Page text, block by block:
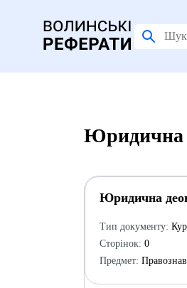
Юридична
Юридична
Тип документу:
Сторінок: 0
Предмет: